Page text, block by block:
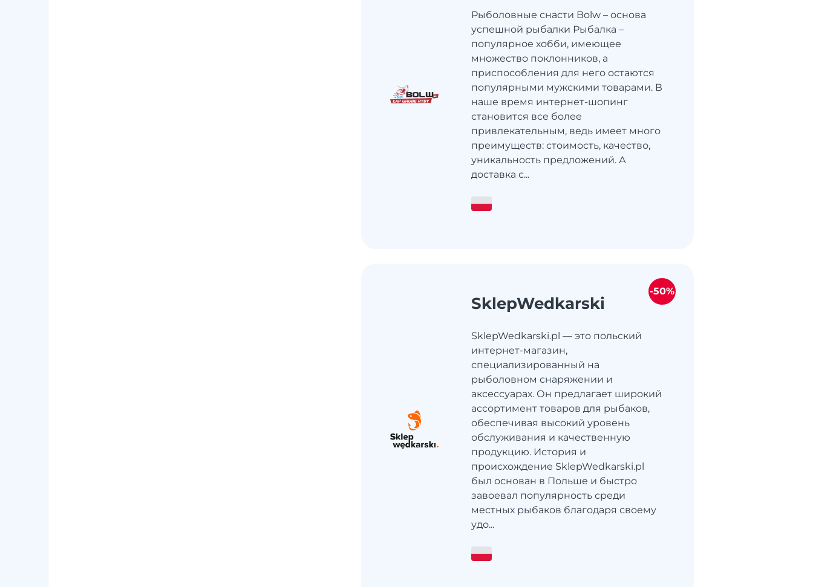
Рыболовные снасти Bolw – основа
успешной рыбалки Рыбалка –
популярное хобби, имеющее
множество поклонников, а
приспособления для него остаются
популярными мужскими товарами. В
наше время интернет-шопинг
становится все более
привлекательным, ведь имеет много
преимуществ: стоимость, качество,
уникальность предложений. А
доставка с...
SklepWedkarski
SklepWedkarski.pl — это польский
интернет-магазин,
специализированный на
рыболовном снаряжении и
аксессуарах. Он предлагает широкий
ассортимент товаров для рыбаков,
обеспечивая высокий уровень
обслуживания и качественную
продукцию. История и
происхождение SklepWedkarski.pl
был основан в Польше и быстро
завоевал популярность среди
местных рыбаков благодаря своему
удо...
-50%